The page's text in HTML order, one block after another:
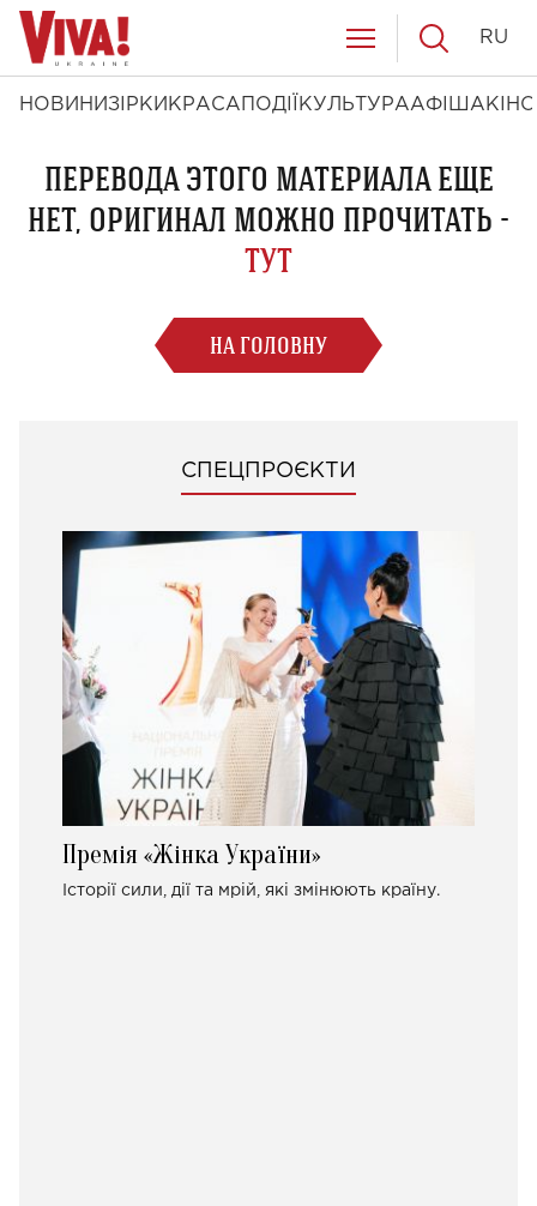
НОВИНИ ЗІРКИ КРАСА ПОДІЇ КУЛЬТУРААФІША КІНО
RU
ПЕРЕВОДА ЭТОГО МАТЕРИАЛА ЕЩЕ
НЕТ, ОРИГИНАЛ МОЖНО ПРОЧИТАТЬ -
ТУТ
НА ГОЛОВНУ
СПЕЦПРОЄКТИ
Премія «Жінка України»
Історії сили, дії та мрій, які змінюють країну.